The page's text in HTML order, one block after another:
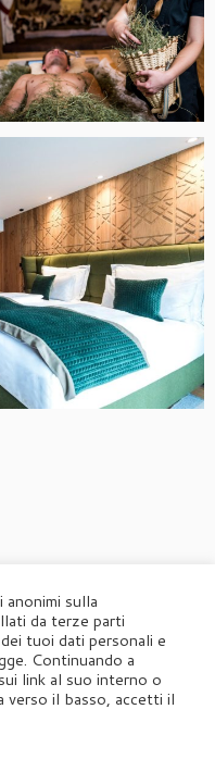
sulla
da terze parti
tuoi dati personali e
Continuando a
link al suo interno o
verso il basso, accetti il